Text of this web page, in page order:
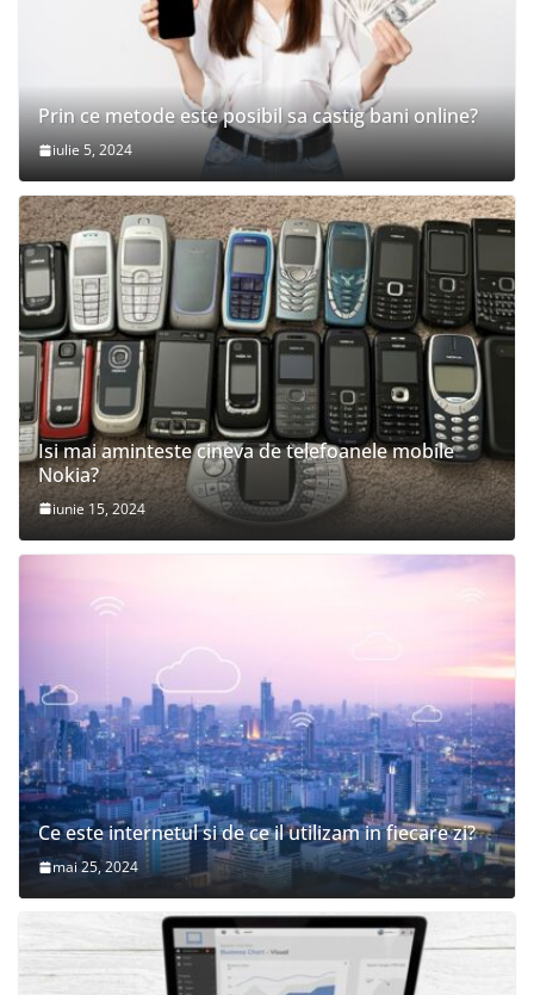
Prin ce metode este posibil sa castig bani online?
iulie 5, 2024
Isi mai aminteste cineva de telefoanele mobile
Nokia?
iunie 15, 2024
Ce este internetul si de ce il utilizam in fiecare zi?
mai 25, 2024